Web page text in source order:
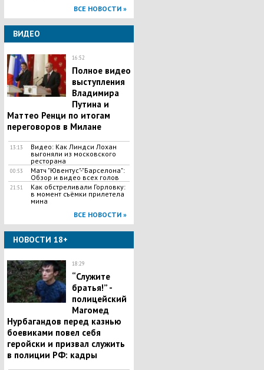
ВСЕ НОВОСТИ »
ВИДЕО
16:52
Полное видео
выступления
Владимира
Путина и
Маттео Ренци по итогам
переговоров в Милане
13:13
Видео: Как Линдси Лохан
выгоняли из московского
ресторана
00:53
Матч "Ювентус"-"Барселона":
Обзор и видео всех голов
21:51
Как обстреливали Горловку:
в момент съёмки прилетела
мина
ВСЕ НОВОСТИ »
НОВОСТИ 18+
18:29
“Служите
братья!” -
полицейский
Магомед
Нурбагандов перед казнью
боевиками повел себя
геройски и призвал служить
в полиции РФ: кадры